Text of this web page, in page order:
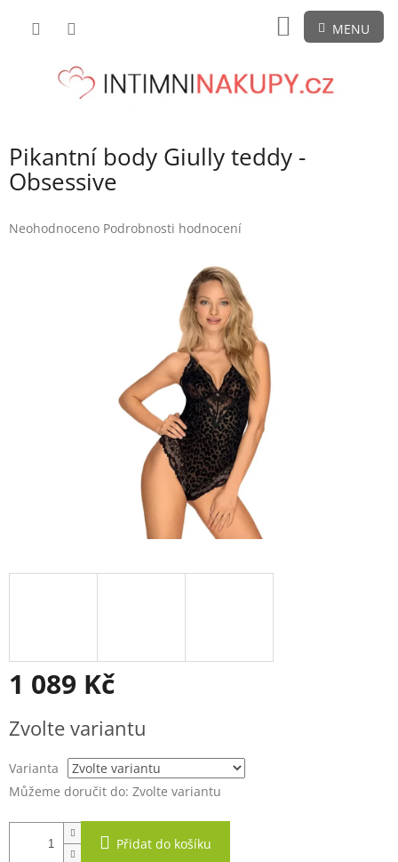
NÁKUPNÍ
KOŠÍK
Pikantní body Giully teddy -
Obsessive
Průměrné
Neohodnoceno Podrobnosti hodnocení
1 089 Kč
cena:
Zvolte variantu
Varianta
Můžeme doručit do: Zvolte variantu
Přidat do košíku